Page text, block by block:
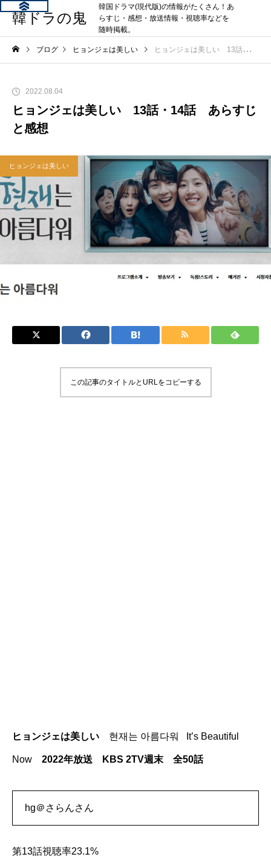
韓ドラの鬼
韓国ドラマ(現代版)の情報がたくさん！あ
らすじ・感想・放送情報・視聴率などを
随時掲載。
ブログ ヒョンジェは美しい ヒョンジェは美しい 13話・14話 あらすじと感想
2022.08.04
ヒョンジェは美しい 13話・14話 あらすじ
と感想
ヒョンジェは美しい
この記事のタイトルとURLをコピーする
ヒョンジェは美しい 현재는 아름다워 It’s Beautiful
Now 2022年放送 KBS 2TV週末 全50話
hg＠さらんさん
第13話視聴率23.1%